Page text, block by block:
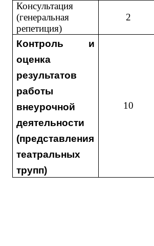
Консультация
(генеральная
репетиция)
2
Контроль и
оценка
результатов
работы
внеурочной
деятельности
(представления
театральных
трупп)
10